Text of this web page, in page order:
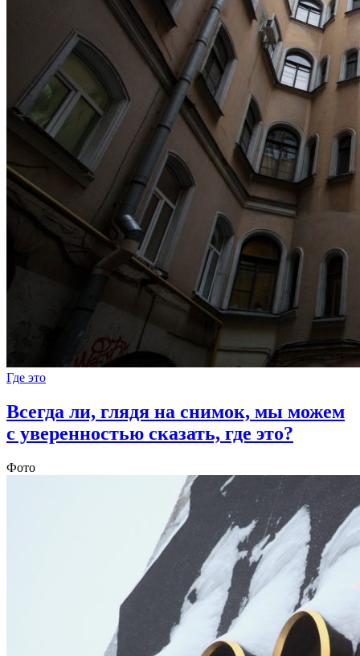
Где это
Всегда ли, глядя на снимок, мы можем
с уверенностью сказать, где это?
Фото